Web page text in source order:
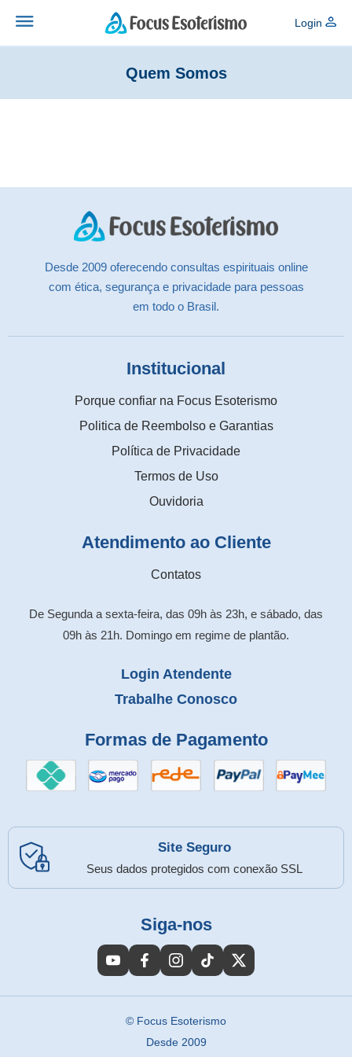
Login
Quem Somos
Desde 2009 oferecendo consultas espirituais online
com ética, segurança e privacidade para pessoas
em todo o Brasil.
Institucional
Porque confiar na Focus Esoterismo
Politica de Reembolso e Garantias
Política de Privacidade
Termos de Uso
Ouvidoria
Atendimento ao Cliente
Contatos
De Segunda a sexta-feira, das 09h às 23h, e sábado, das
09h às 21h. Domingo em regime de plantão.
Login Atendente
Trabalhe Conosco
Formas de Pagamento
Site Seguro
Seus dados protegidos com conexão SSL
Siga-nos
© Focus Esoterismo
Desde 2009